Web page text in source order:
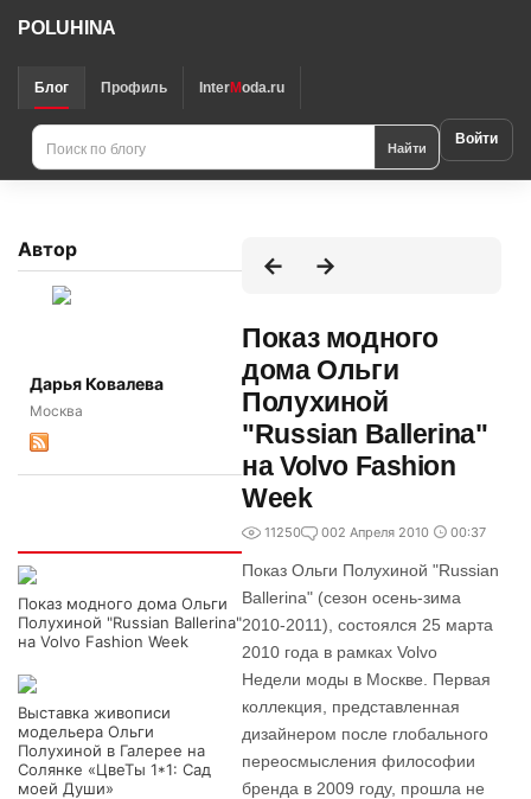
POLUHINA
Блог Профиль InterModa.ru
Найти Войти
Автор
Дарья Ковалева
Москва
Показ модного дома Ольги
Полухиной "Russian Ballerina"
на Volvo Fashion Week
Выставка живописи
модельера Ольги
Полухиной в Галерее на
Солянке «ЦвеТы 1*1: Сад
моей Души»
Показ модного
дома Ольги
Полухиной
"Russian Ballerina"
на Volvo Fashion
Week
11250 002 Апреля 2010 00:37
Показ Ольги Полухиной "Russian
Ballerina" (сезон осень-зима
2010-2011), состоялся 25 марта
2010 года в рамках Volvo
Недели моды в Москве. Первая
коллекция, представленная
дизайнером после глобального
переосмысления философии
бренда в 2009 году, прошла не